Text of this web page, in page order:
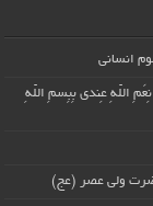
انسانی
اللّهِ عِندی بِبِسمِ اللّهِ
ولی عصر (عج)